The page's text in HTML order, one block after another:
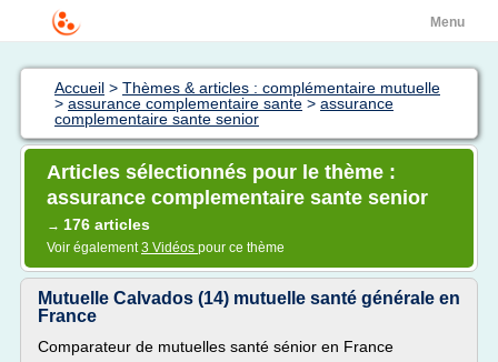
Menu
Accueil > Thèmes & articles : complémentaire mutuelle
> assurance complementaire sante > assurance
complementaire sante senior
Articles sélectionnés pour le thème :
assurance complementaire sante senior
→ 176 articles
Voir également3 Vidéos pour ce thème
Mutuelle Calvados (14) mutuelle santé générale en
France
Comparateur de mutuelles santé sénior en France